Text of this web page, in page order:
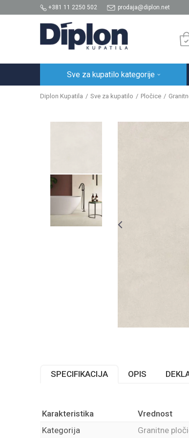
+381 11 2250 502 prodaja@diplon.net
Sve za kupatilo kategorije
Diplon Kupatila Sve za kupatilo Pločice
SPECIFIKACIJA OPIS
Karakteristika
Vrednost
Kategorija
Granitne